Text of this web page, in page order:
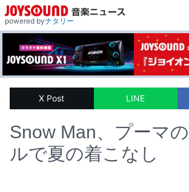
powered byナタリー
X Post LINE
Snow Man、プーマ
ルで夏の着こなし